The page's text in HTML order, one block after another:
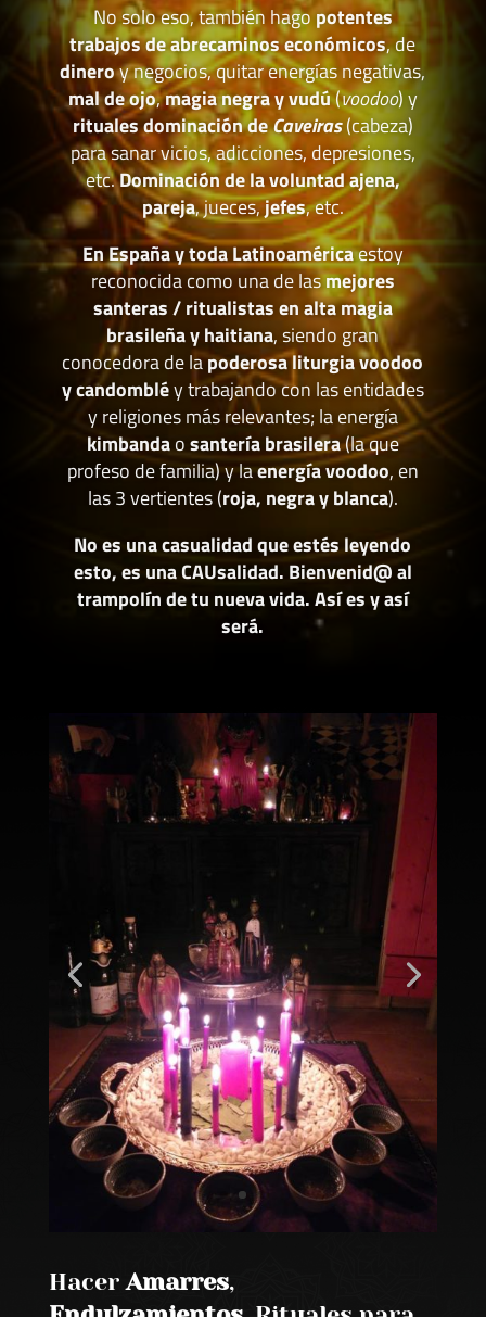
No solo eso, también hagopotentes
trabajos de abrecaminos económicos, de
dineroy negocios, quitar energías negativas,
mal de ojo,magia negra y vudú(voodoo) y
rituales dominación deCaveiras(cabeza)
para sanar vicios, adicciones, depresiones,
etc.Dominación de la voluntad ajena,
pareja, jueces,jefes, etc.
En España y toda Latinoaméricaestoy
reconocida como una de lasmejores
santeras / ritualistas en alta magia
brasileña y haitiana, siendo gran
conocedora de lapoderosa liturgia voodoo
y candombléy trabajando con las entidades
y religiones más relevantes; la energía
kimbandaosantería brasilera(la que
profeso de familia) y laenergía voodoo, en
las 3 vertientes (roja, negra y blanca).
No es una casualidad que estés leyendo
esto, es una CAUsalidad. Bienvenid@ al
trampolín de tu nueva vida. Así es y así
será.
Hacer Amarres,